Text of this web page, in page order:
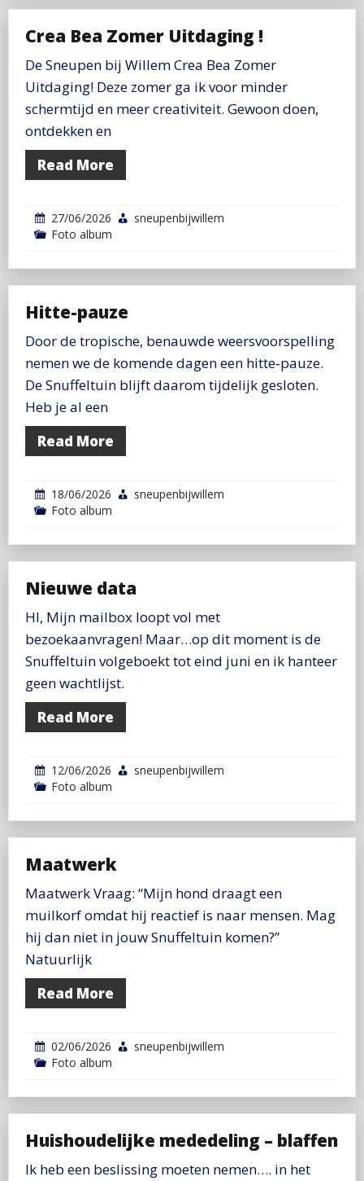
Crea Bea Zomer Uitdaging !
De Sneupen bij Willem Crea Bea Zomer
Uitdaging! Deze zomer ga ik voor minder
schermtijd en meer creativiteit. Gewoon doen,
ontdekken en
Read More
27/06/2026
sneupenbijwillem
Foto album
Hitte-pauze
Door de tropische, benauwde weersvoorspelling
nemen we de komende dagen een hitte‑pauze.
De Snuffeltuin blijft daarom tijdelijk gesloten.
Heb je al een
Read More
18/06/2026
sneupenbijwillem
Foto album
Nieuwe data
HI, Mijn mailbox loopt vol met
bezoekaanvragen! Maar…op dit moment is de
Snuffeltuin volgeboekt tot eind juni en ik hanteer
geen wachtlijst.
Read More
12/06/2026
sneupenbijwillem
Foto album
Maatwerk
Maatwerk Vraag: “Mijn hond draagt een
muilkorf omdat hij reactief is naar mensen. Mag
hij dan niet in jouw Snuffeltuin komen?”
Natuurlijk
Read More
02/06/2026
sneupenbijwillem
Foto album
Huishoudelijke mededeling – blaffen
Ik heb een beslissing moeten nemen…. in het